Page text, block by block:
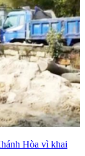
Hòa vì khai